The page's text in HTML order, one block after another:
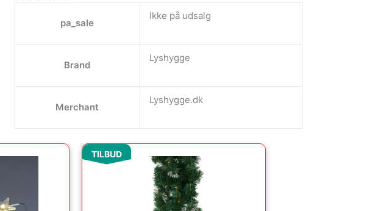
pa_sale
Ikke på udsalg
Brand
Lyshygge
Merchant
Lyshygge.dk
TILBUD
oprindelige
pris
var:
649.00kr..
aktuelle
pris
er:
570.00kr..